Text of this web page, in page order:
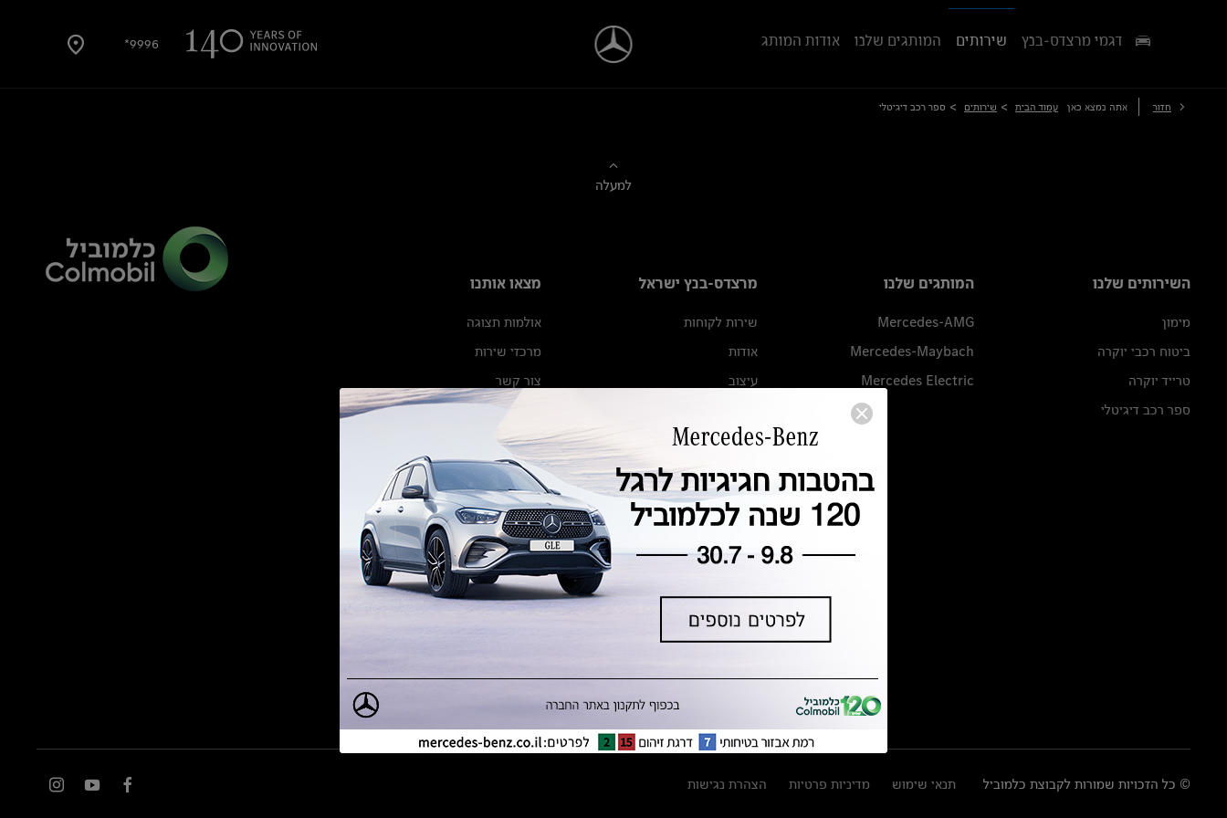
9996* דגמי מרצדס-בנץ שירותים המותגים שלנו אודות המותג
חזור אתה נמצא כאן עמוד הבית > שירותים > ספר רכב דיגיטלי
למעלה
השירותים שלנו
מימון
ביטוח רכבי יוקרה
טרייד יוקרה
ספר רכב דיגיטלי
המותגים שלנו
Mercedes-AMG
Mercedes-Maybach
Mercedes Electric
מרצדס-בנץ ישראל
שירות לקוחות
אודות
עיצוב
מגזין מרצדס-בנץ
ספרי רכב מרצדס-בנץ
נתוני זיהום אוויר וצריכת דלק וחשמל
נתוני תווית צמיגים
מחירון חלפים
הודעה על הטבות לרכבי מרצדס בהסדר
מצאו אותנו
אולמות תצוגה
מרכזי שירות
צור קשר
© כל הזכויות שמורות לקבוצת כלמוביל תנאי שימוש מדיניות פרטיות הצהרת נגישות